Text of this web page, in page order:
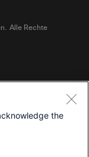
Alle Rechte
the